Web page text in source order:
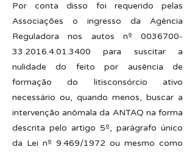
Por conta disso foi requerido pelas
Associações o ingresso da Agência
Reguladora nos autos nº 0036700-
33.2016.4.01.3400 para suscitar a
nulidade do feito por ausência de
formação do litisconsórcio ativo
necessário ou, quando menos, buscar a
intervenção anômala da ANTAQ na forma
descrita pelo artigo 5º, parágrafo único
da Lei nº 9.469/1972 ou mesmo como